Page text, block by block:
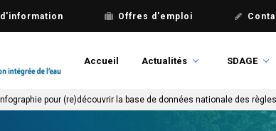
Offres d'emploi
Accueil Actualités SDAGE
pour (re)découvrir la base de données nationale des règles